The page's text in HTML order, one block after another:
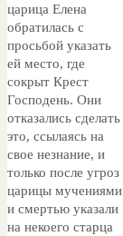
царица Елена
обратилась с
просьбой указать
ей место, где
сокрыт Крест
Господень. Они
отказались сделать
это, ссылаясь на
свое незнание, и
только после угроз
царицы мучениями
и смертью указали
на некоего старца